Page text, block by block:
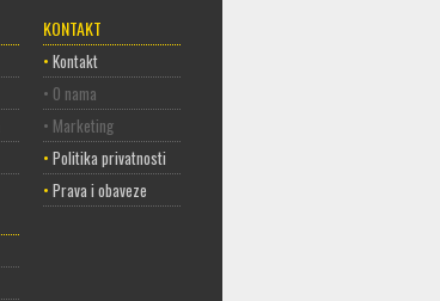
KONTAKT
• Kontakt
• O nama
• Marketing
• Politika privatnosti
• Prava i obaveze